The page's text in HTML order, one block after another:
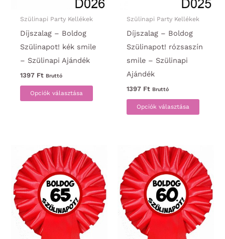
Szülinapi Party Kellékek
Díjszalag – Boldog
Szülinapot! kék smile
– Szülinapi Ajándék
1397 Ft Bruttó
Opciók választása
Ennek
a
terméknek
A
változatok
a
termékoldalon
választhatók
Szülinapi Party Kellékek
Díjszalag – Boldog
Szülinapot! rózsaszín
smile – Szülinapi
Ajándék
1397 Ft Bruttó
Opciók választása
Ennek
a
van.
A
a